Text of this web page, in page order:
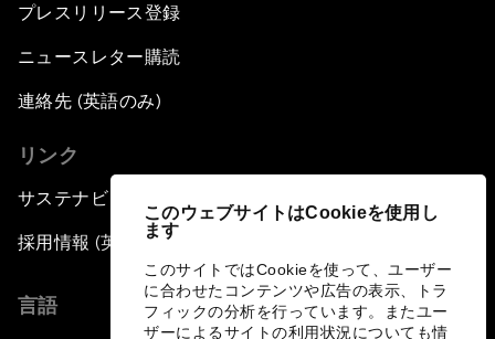
このウェブサイトはCookieを使用し
ます
このサイトではCookieを使って、ユーザー
に合わせたコンテンツや広告の表示、トラ
フィックの分析を行っています。またユー
ザーによるサイトの利用状況についても情
プレスリリース登録
ニュースレター購読
連絡先 (英語のみ)
リンク
サステナビリティへの取り組み
採用情報 (英語のみ)
言語